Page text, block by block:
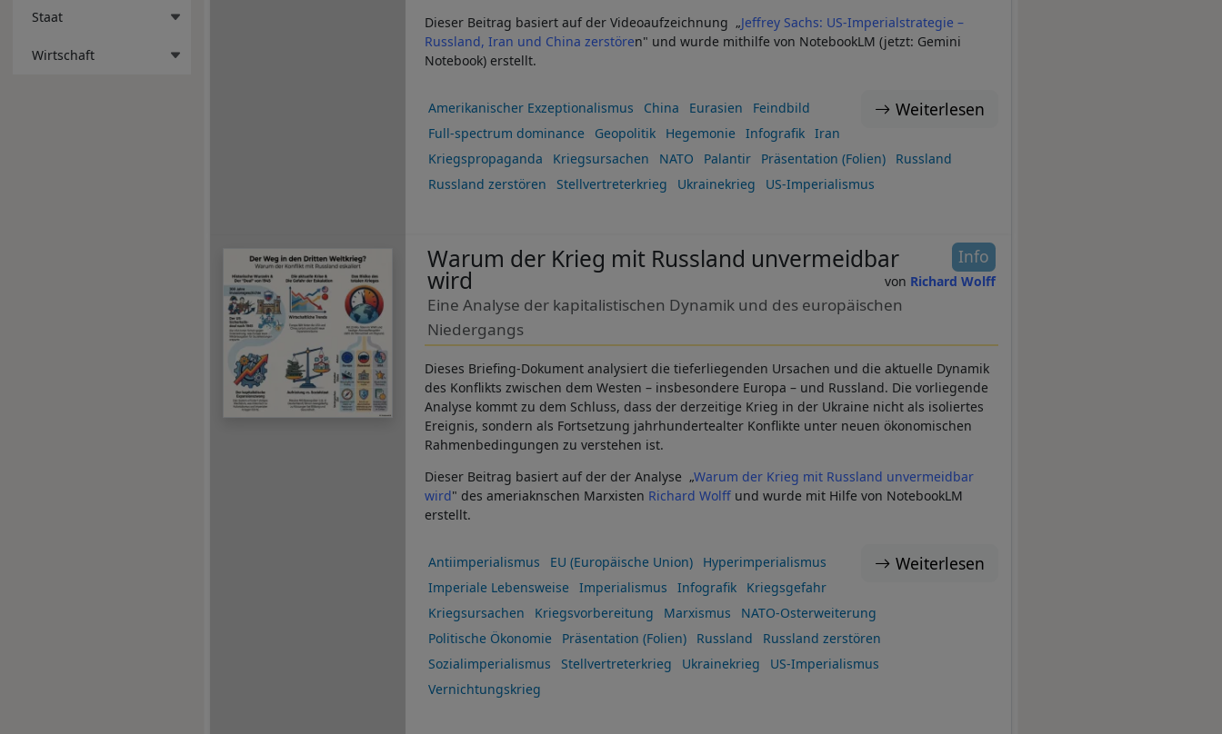
Staat
Wirtschaft
Dieser Beitrag basiert auf der Videoaufzeichnung „Jeffrey Sachs: US-Imperialstrategie –
Russland, Iran und China zerstören" und wurde mithilfe von NotebookLM (jetzt: Gemini
Notebook) erstellt.
Weiterlesen
Amerikanischer Exzeptionalismus China Eurasien
Feindbild
Full-spectrum dominance
Geopolitik Hegemonie Infografik
Iran
Kriegspropaganda
Kriegsursachen NATO Palantir Präsentation (Folien)
Russland
Russland zerstören
Stellvertreterkrieg Ukrainekrieg US-Imperialismus
Info
Richard Wolff
Warum der Krieg mit Russland unvermeidbar
wird
Eine Analyse der kapitalistischen Dynamik und des europäischen
Niedergangs
Dieses Briefing-Dokument analysiert die tieferliegenden Ursachen und die aktuelle Dynamik
des Konflikts zwischen dem Westen – insbesondere Europa – und Russland. Die vorliegende
Analyse kommt zu dem Schluss, dass der derzeitige Krieg in der Ukraine nicht als isoliertes
Ereignis, sondern als Fortsetzung jahrhundertealter Konflikte unter neuen ökonomischen
Rahmenbedingungen zu verstehen ist.
Dieser Beitrag basiert auf der der Analyse „Warum der Krieg mit Russland unvermeidbar
wird" des ameriaknschen Marxisten Richard Wolff und wurde mit Hilfe von NotebookLM
erstellt.
Weiterlesen
Antiimperialismus EU (Europäische Union)
Hyperimperialismus
Imperiale Lebensweise
Imperialismus Infografik
Kriegsgefahr
Kriegsursachen
Kriegsvorbereitung Marxismus
NATO-Osterweiterung
Politische Ökonomie
Präsentation (Folien) Russland
Russland zerstören
Sozialimperialismus
Stellvertreterkrieg Ukrainekrieg
US-Imperialismus
Vernichtungskrieg